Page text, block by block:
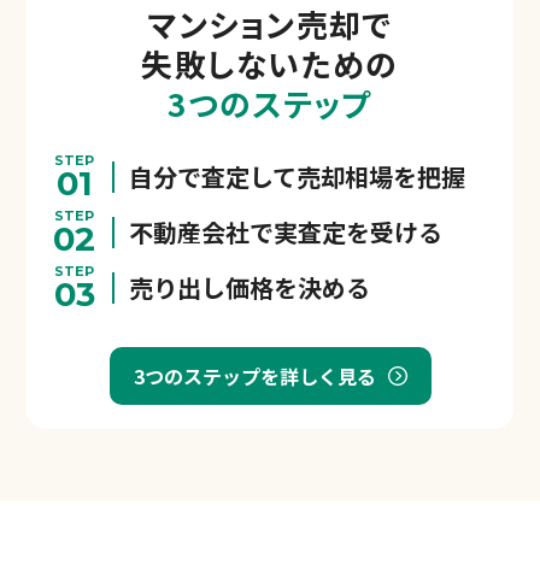
マンション売却で
失敗しないための
3つのステップ
STEP
01 自分で査定して売却相場を把握
STEP
02 不動産会社で実査定を受ける
STEP
03 売り出し価格を決める
3つのステップを詳しく見る